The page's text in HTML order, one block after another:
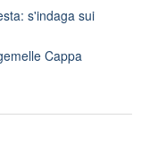
s'indaga sui
Cappa